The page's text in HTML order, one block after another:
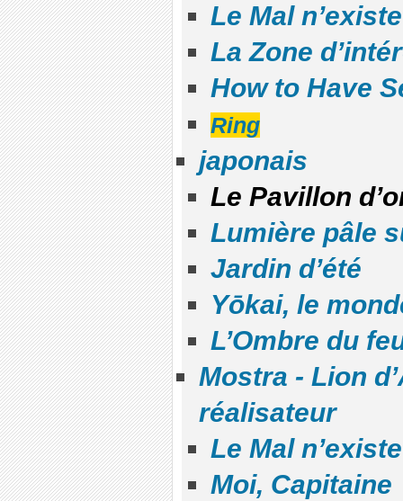
Le Mal
La Zone
How to Have
Ring
japonais
Le Pavillon
Lumière pâle
Jardin d’été
Yōkai, le
L’Ombre du
Mostra - Lion
réalisateur
Le Mal
Moi, Capitaine